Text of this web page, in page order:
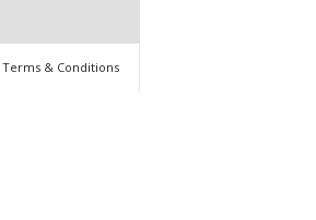
Terms & Conditions